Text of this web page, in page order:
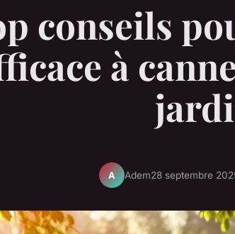
conseils
à
A Adem28 septembre